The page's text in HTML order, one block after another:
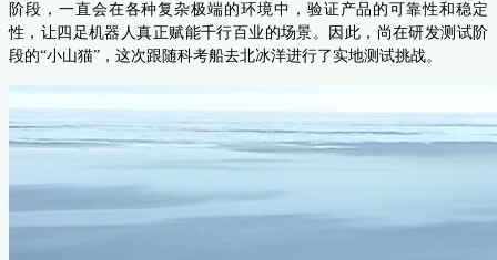
阶段，一直会在各种复杂极端的环境中，验证产品的可靠性和稳定
性， 让四足机器人真正赋能千行百业的场景。因此，尚在研发测试阶
段的“小山猫”，这次跟随科考船去北冰洋进行了实地测试挑战。